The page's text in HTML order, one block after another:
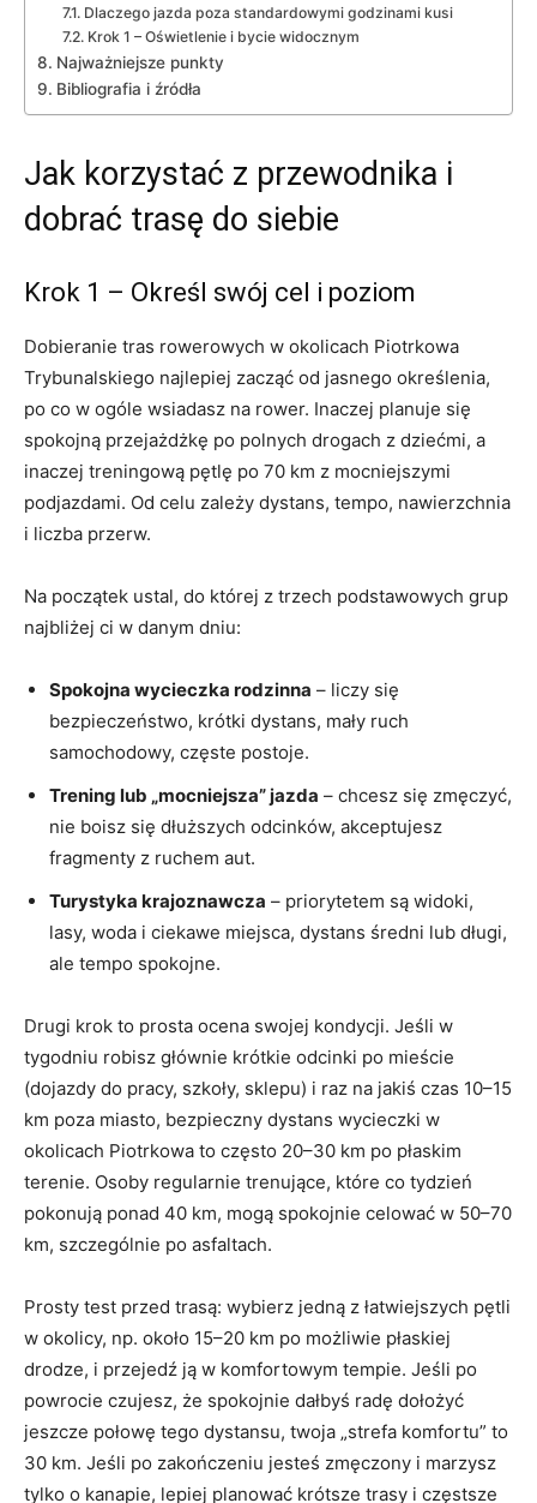
Dlaczego jazda poza standardowymi godzinami kusi
Krok 1 – Oświetlenie i bycie widocznym
Najważniejsze punkty
Bibliografia i źródła
Jak korzystać z przewodnika i
dobrać trasę do siebie
Krok 1 – Określ swój cel i poziom
Dobieranie tras rowerowych w okolicach Piotrkowa
Trybunalskiego najlepiej zacząć od jasnego określenia,
po co w ogóle wsiadasz na rower. Inaczej planuje się
spokojną przejażdżkę po polnych drogach z dziećmi, a
inaczej treningową pętlę po 70 km z mocniejszymi
podjazdami. Od celu zależy dystans, tempo, nawierzchnia
i liczba przerw.
Na początek ustal, do której z trzech podstawowych grup
najbliżej ci w danym dniu:
Spokojna wycieczka rodzinna – liczy się
bezpieczeństwo, krótki dystans, mały ruch
samochodowy, częste postoje.
Trening lub „mocniejsza” jazda – chcesz się zmęczyć,
nie boisz się dłuższych odcinków, akceptujesz
fragmenty z ruchem aut.
Turystyka krajoznawcza – priorytetem są widoki,
lasy, woda i ciekawe miejsca, dystans średni lub długi,
ale tempo spokojne.
Drugi krok to prosta ocena swojej kondycji. Jeśli w
tygodniu robisz głównie krótkie odcinki po mieście
(dojazdy do pracy, szkoły, sklepu) i raz na jakiś czas 10–15
km poza miasto, bezpieczny dystans wycieczki w
okolicach Piotrkowa to często 20–30 km po płaskim
terenie. Osoby regularnie trenujące, które co tydzień
pokonują ponad 40 km, mogą spokojnie celować w 50–70
km, szczególnie po asfaltach.
Prosty test przed trasą: wybierz jedną z łatwiejszych pętli
w okolicy, np. około 15–20 km po możliwie płaskiej
drodze, i przejedź ją w komfortowym tempie. Jeśli po
powrocie czujesz, że spokojnie dałbyś radę dołożyć
jeszcze połowę tego dystansu, twoja „strefa komfortu” to
30 km. Jeśli po zakończeniu jesteś zmęczony i marzysz
tylko o kanapie, lepiej planować krótsze trasy i częstsze